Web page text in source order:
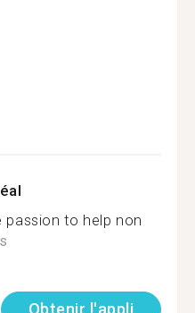
passion to help non
Obtenir l'appli